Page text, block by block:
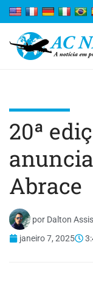
20ª
Abrace
por Dalton Assis
janeiro 7, 2025